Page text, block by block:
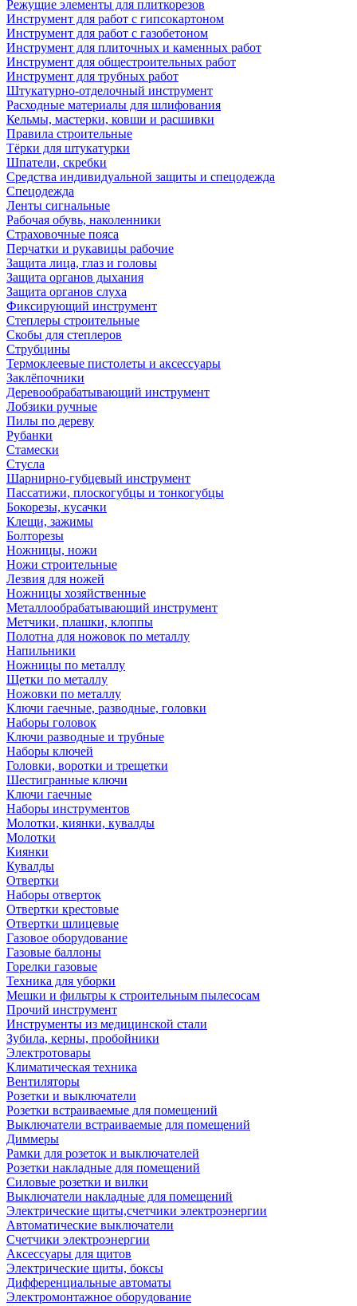
Режущие элементы для плиткорезов
Инструмент для работ с гипсокартоном
Инструмент для работ с газобетоном
Инструмент для плиточных и каменных работ
Инструмент для общестроительных работ
Инструмент для трубных работ
Штукатурно-отделочный инструмент
Расходные материалы для шлифования
Кельмы, мастерки, ковши и расшивки
Правила строительные
Тёрки для штукатурки
Шпатели, скребки
Средства индивидуальной защиты и спецодежда
Спецодежда
Ленты сигнальные
Рабочая обувь, наколенники
Страховочные пояса
Перчатки и рукавицы рабочие
Защита лица, глаз и головы
Защита органов дыхания
Защита органов слуха
Фиксирующий инструмент
Степлеры строительные
Скобы для степлеров
Струбцины
Термоклеевые пистолеты и аксессуары
Заклёпочники
Деревообрабатывающий инструмент
Лобзики ручные
Пилы по дереву
Рубанки
Стамески
Стусла
Шарнирно-губцевый инструмент
Пассатижи, плоскогубцы и тонкогубцы
Бокорезы, кусачки
Клещи, зажимы
Болторезы
Ножницы, ножи
Ножи строительные
Лезвия для ножей
Ножницы хозяйственные
Металлообрабатывающий инструмент
Метчики, плашки, клоппы
Полотна для ножовок по металлу
Напильники
Ножницы по металлу
Щетки по металлу
Ножовки по металлу
Ключи гаечные, разводные, головки
Наборы головок
Ключи разводные и трубные
Наборы ключей
Головки, воротки и трещетки
Шестигранные ключи
Ключи гаечные
Наборы инструментов
Молотки, киянки, кувалды
Молотки
Киянки
Кувалды
Отвертки
Наборы отверток
Отвертки крестовые
Отвертки шлицевые
Газовое оборудование
Газовые баллоны
Горелки газовые
Техника для уборки
Мешки и фильтры к строительным пылесосам
Прочий инструмент
Инструменты из медицинской стали
Зубила, керны, пробойники
Электротовары
Климатическая техника
Вентиляторы
Розетки и выключатели
Розетки встраиваемые для помещений
Выключатели встраиваемые для помещений
Диммеры
Рамки для розеток и выключателей
Розетки накладные для помещений
Силовые розетки и вилки
Выключатели накладные для помещений
Электрические щиты,счетчики электроэнергии
Автоматические выключатели
Счетчики электроэнергии
Аксессуары для щитов
Электрические щиты, боксы
Дифференциальные автоматы
Электромонтажное оборудование